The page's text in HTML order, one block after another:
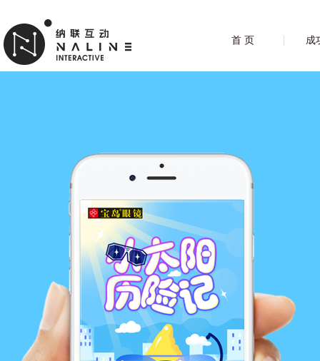
首 页 成